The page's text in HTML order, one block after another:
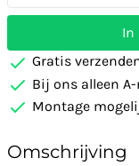
In
Gratis
Bij ons alleen
Montage
Omschrijving